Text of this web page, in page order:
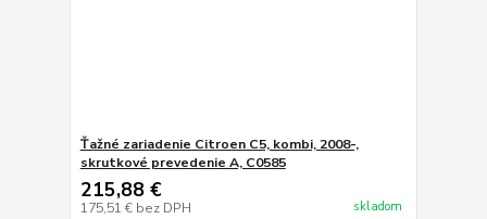
Ťažné zariadenie Citroen C5, kombi, 2008-,
skrutkové prevedenie A, C0585
215,88 €
175,51 € bez DPH skladom